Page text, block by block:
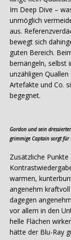
Im Deep Dive –
unmöglich
aus.
bewegt sich
guten Bereich.
bemängeln, selbst
unzähligen
Artefakte und Co.
begegnet.
Gordon und sein
grimmige Captain sorgt für
Zusätzliche
warmen,
angenehm
dagegen
vor allem in den
helle Flächen
hätte der Blu-Ray